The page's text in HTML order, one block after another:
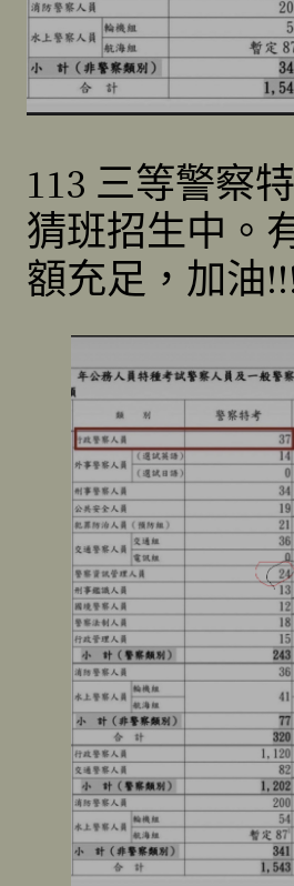
113 三等警察
猜班招生中。
額充足，加油